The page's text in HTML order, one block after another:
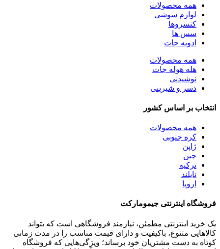
همه محصولات
لوازم سوشی
کنسروها
سس ها
ادویه جات
همه محصولات
هله هوله جات
نوشیدنی
دسر و شیرینی
انتخاب بر اساس کشور
همه محصولات
کره جنوبی
ژاپن
چین
ترکیه
تایلند
اروپا
فروشگاه اینترنتی جیمومارکت
یک خرید اینترنتی مطمئن، نیازمند فروشگاهی است که بتواند
کالاهایی متنوع، باکیفیت و دارای قیمت مناسب را در مدت زمانی
کوتاه به دست مشتریان خود برساند؛ ویژگی‌هایی که فروشگاه